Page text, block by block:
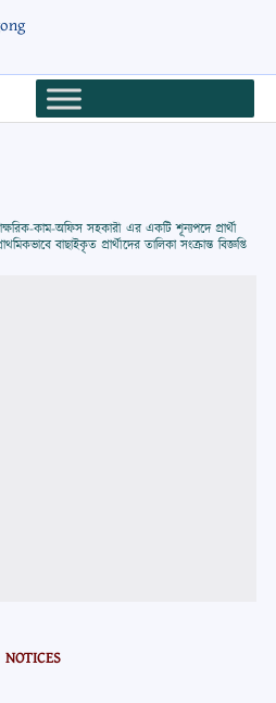
কাম-অফিস সহকারী এর একটি শূন্যপদে প্রার্থী
বাছাইকৃত প্রার্থীদের তালিকা সংক্রান্ত বিজ্ঞপ্তি
NOTICES